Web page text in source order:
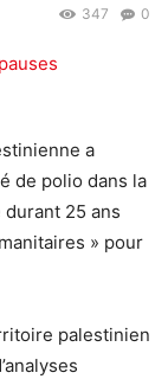
0
347
a
de polio dans la
durant 25 ans
» pour
palestinien